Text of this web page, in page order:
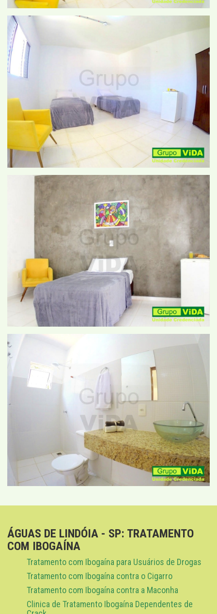
ÁGUAS DE LINDÓIA - SP: TRATAMENTO
COM IBOGAÍNA
Tratamento com Ibogaína para Usuários de Drogas
Tratamento com Ibogaína contra o Cigarro
Tratamento com Ibogaína contra a Maconha
Clinica de Tratamento Ibogaína Dependentes de